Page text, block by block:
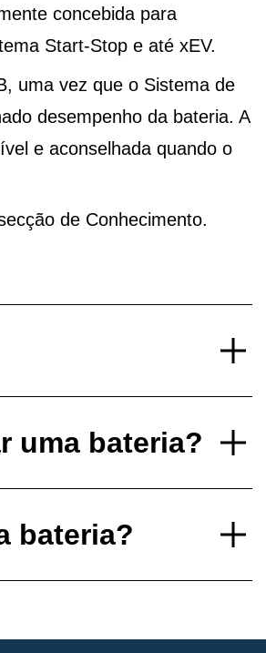
concebida para
Start-Stop e até xEV.
uma vez que o Sistema de
desempenho da bateria. A
e aconselhada quando o
de Conhecimento.
uma bateria?
bateria?